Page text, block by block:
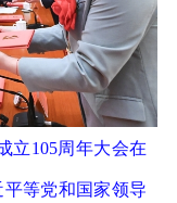
立105周年大会在
等党和国家领导